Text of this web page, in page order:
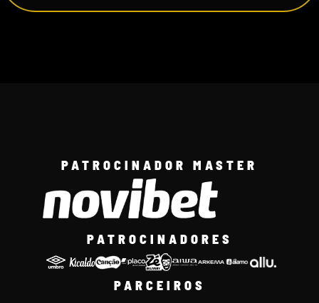
PATROCINADOR MASTER
PATROCINADORES
PARCEIROS